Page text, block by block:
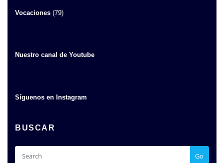
Vocaciones (79)
Nuestro canal de Youtube
Síguenos en Instagram
BUSCAR
Go